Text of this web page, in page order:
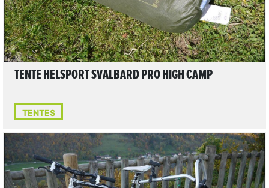
TENTE HELSPORT SVALBARD PRO HIGH CAMP
TENTES